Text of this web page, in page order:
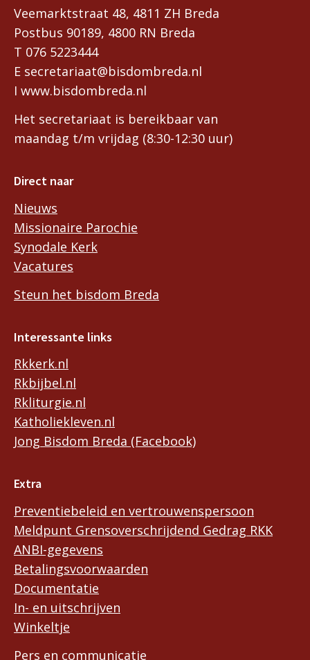
Veemarktstraat 48, 4811 ZH Breda
Postbus 90189, 4800 RN Breda
T 076 5223444
E secretariaat@bisdombreda.nl
I www.bisdombreda.nl
Het secretariaat is bereikbaar van
maandag t/m vrijdag (8:30-12:30 uur)
Direct naar
Nieuws
Missionaire Parochie
Synodale Kerk
Vacatures
Steun het bisdom Breda
Interessante links
Rkkerk.nl
Rkbijbel.nl
Rkliturgie.nl
Katholiekleven.nl
Jong Bisdom Breda (Facebook)
Extra
Preventiebeleid en vertrouwenspersoon
Meldpunt Grensoverschrijdend Gedrag RKK
ANBI-gegevens
Betalingsvoorwaarden
Documentatie
In- en uitschrijven
Winkeltje
Pers en communicatie